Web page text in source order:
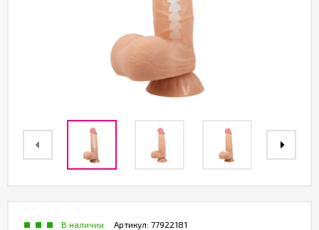
Артикул: 77922181
В наличии